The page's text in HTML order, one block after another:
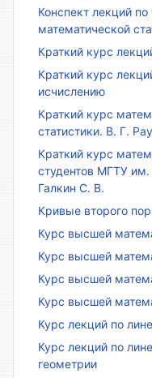
Конспект лекций
математической
Краткий курс
Краткий курс
исчислению
Краткий курс
статистики. В. Г. Рау
Краткий курс
студентов МГТУ
Галкин С. В.
Кривые второго
Курс высшей
Курс высшей
Курс высшей
Курс высшей
Курс лекций по
Курс лекций по
геометрии